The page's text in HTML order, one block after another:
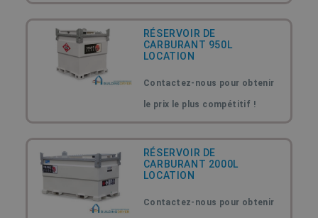
RÉSERVOIR DE
CARBURANT 950L
LOCATION
Contactez-nous pour obtenir
le prix le plus compétitif !
RÉSERVOIR DE
CARBURANT 2000L
LOCATION
Contactez-nous pour obtenir